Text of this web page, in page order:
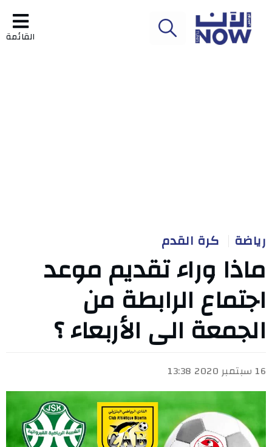
القائمة
رياضة كرة القدم
ماذا وراء تقديم موعد
اجتماع الرابطة من
الجمعة الى الأربعاء ؟
16 سبتمبر 2020 13:38